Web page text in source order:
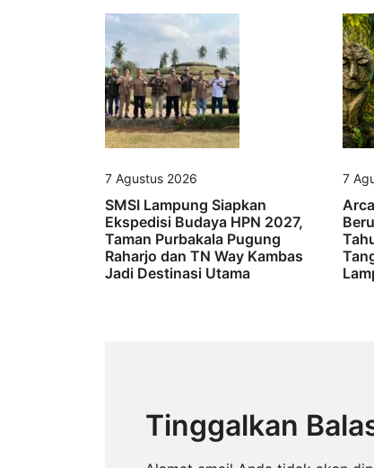
7 Agustus 2026
SMSI Lampung Siapkan
Ekspedisi Budaya HPN 2027,
Taman Purbakala Pugung
Raharjo dan TN Way Kambas
Jadi Destinasi Utama
7
Tinggalkan